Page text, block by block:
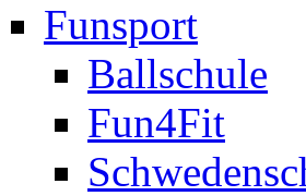
Funsport
Ballschule
Fun4Fit